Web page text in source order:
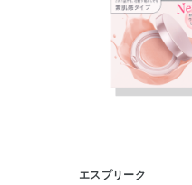
エスプリーク